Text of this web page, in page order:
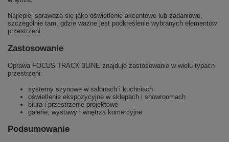
Najlepiej sprawdza się jako oświetlenie akcentowe lub zadaniowe,
szczególnie tam, gdzie ważne jest podkreślenie wybranych elementów
przestrzeni.
Zastosowanie
Oprawa FOCUS TRACK 3LINE znajduje zastosowanie w wielu typach
przestrzeni:
systemy szynowe w salonach i kuchniach
oświetlenie ekspozycyjne w sklepach i showroomach
biura i przestrzenie projektowe
galerie, wystawy i wnętrza komercyjne
Podsumowanie